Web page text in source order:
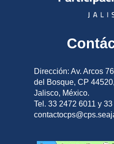
Dirección: Av. Arcos
del Bosque, CP
Jalisco, México.
Tel. 33 2472 6011 y